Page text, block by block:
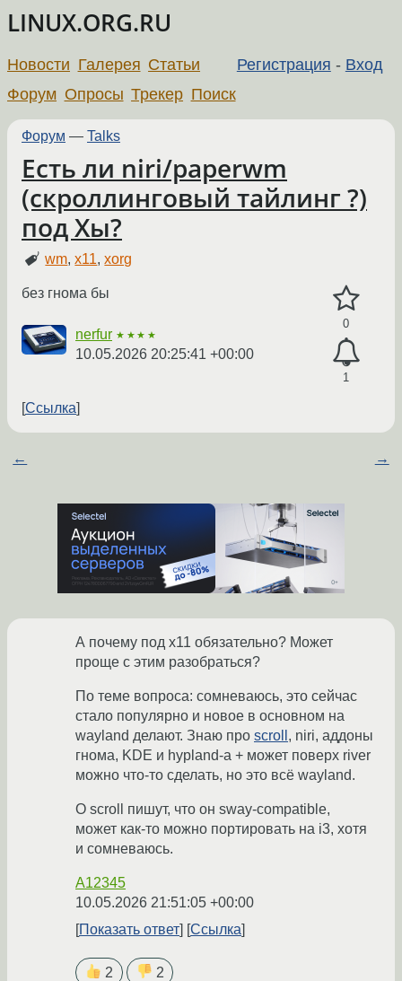
LINUX.ORG.RU
Регистрация - Вход
Новости Галерея Статьи
Форум Опросы Трекер Поиск
Форум — Talks
Есть ли niri/paperwm
(скроллинговый тайлинг ?)
под Хы?
wm,x11,xorg
0
1
без гнома бы
nerfur ★★★★
10.05.2026 20:25:41 +00:00
Ссылка
← →
А почему под х11 обязательно? Может
проще с этим разобраться?
По теме вопроса: сомневаюсь, это сейчас
стало популярно и новое в основном на
wayland делают. Знаю про scroll , niri, аддоны
гнома, KDE и hypland-а + может поверх river
можно что-то сделать, но это всё wayland.
O scroll пишут, что он sway-compatible,
может как-то можно портировать на i3, хотя
и сомневаюсь.
A12345
10.05.2026 21:51:05 +00:00
Показать ответ
Ссылка
2 2